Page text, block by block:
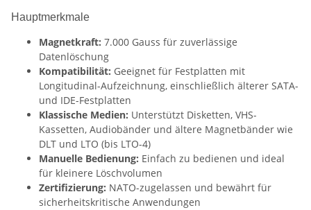
Hauptmerkmale
Magnetkraft: 7.000 Gauss für zuverlässige
Datenlöschung
Kompatibilität: Geeignet für Festplatten mit
Longitudinal-Aufzeichnung, einschließlich älterer SATA-
und IDE-Festplatten
Klassische Medien: Unterstützt Disketten, VHS-
Kassetten, Audiobänder und ältere Magnetbänder wie
DLT und LTO (bis LTO-4)
Manuelle Bedienung: Einfach zu bedienen und ideal
für kleinere Löschvolumen
Zertifizierung: NATO-zugelassen und bewährt für
sicherheitskritische Anwendungen